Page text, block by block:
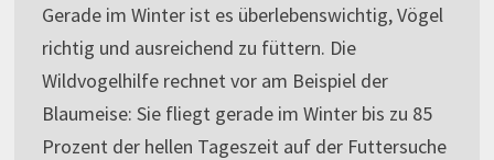
Gerade im Winter ist es überlebenswichtig, Vögel
richtig und ausreichend zu füttern. Die
Wildvogelhilfe rechnet vor am Beispiel der
Blaumeise: Sie fliegt gerade im Winter bis zu 85
Prozent der hellen Tageszeit auf der Futtersuche